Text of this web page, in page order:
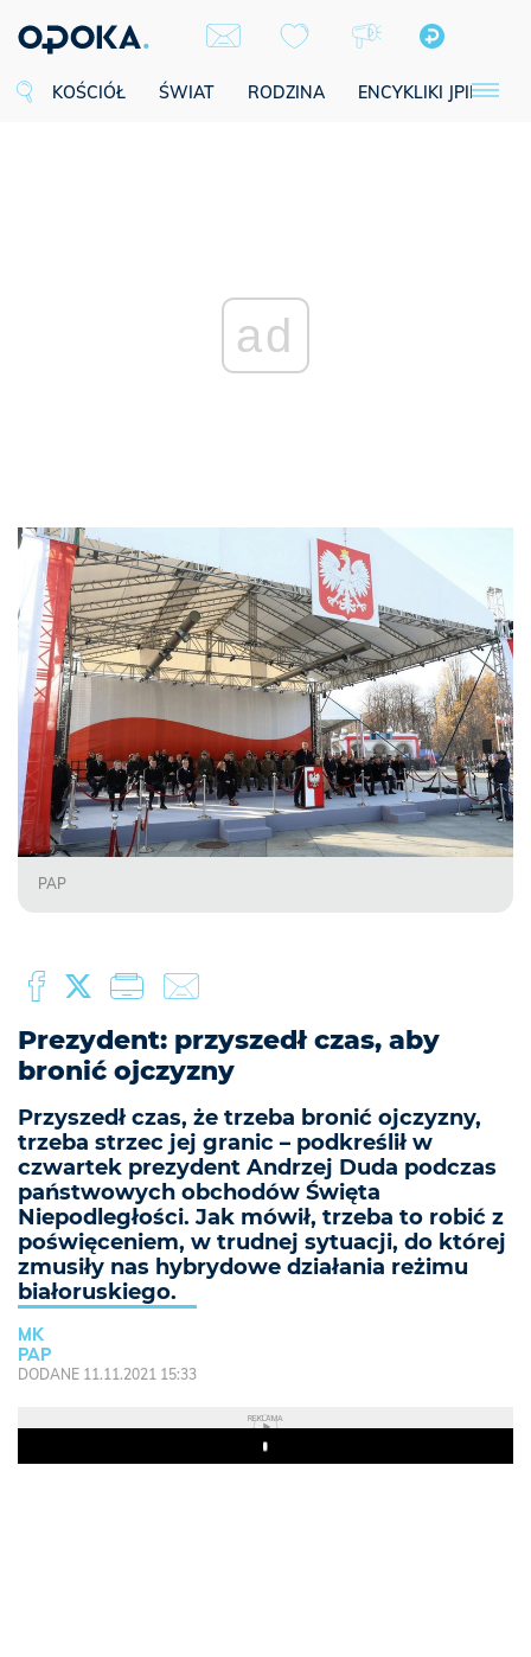
KOŚCIÓŁ ŚWIAT RODZINA ENCYKLIKI JPII
ad
PAP
Prezydent: przyszedł czas, aby
bronić ojczyzny
Przyszedł czas, że trzeba bronić ojczyzny,
trzeba strzec jej granic – podkreślił w
czwartek prezydent Andrzej Duda podczas
państwowych obchodów Święta
Niepodległości. Jak mówił, trzeba to robić z
poświęceniem, w trudnej sytuacji, do której
zmusiły nas hybrydowe działania reżimu
białoruskiego.
MK
PAP
DODANE 11.11.2021 15:33
REKLAMA
Play